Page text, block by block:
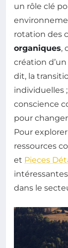
un rôle clé
rotation des
organiques,
création
dit, la
individuelles
conscience
pour
Pour
ressources
et Pieces
dans le